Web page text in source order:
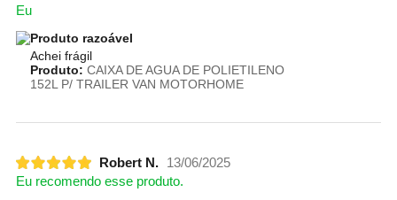
Eu
Produto razoável
Achei frágil
Produto: CAIXA DE AGUA DE POLIETILENO
152L P/ TRAILER VAN MOTORHOME
Robert N.
13/06/2025
Eu recomendo esse produto.